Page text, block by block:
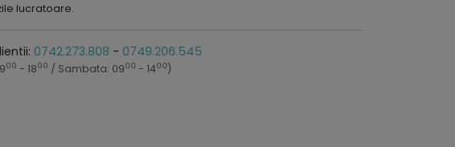
lucratoare.
0742.273.808 - 0749.206.545
00 - 1800 / Sambata: 0900 - 1400)